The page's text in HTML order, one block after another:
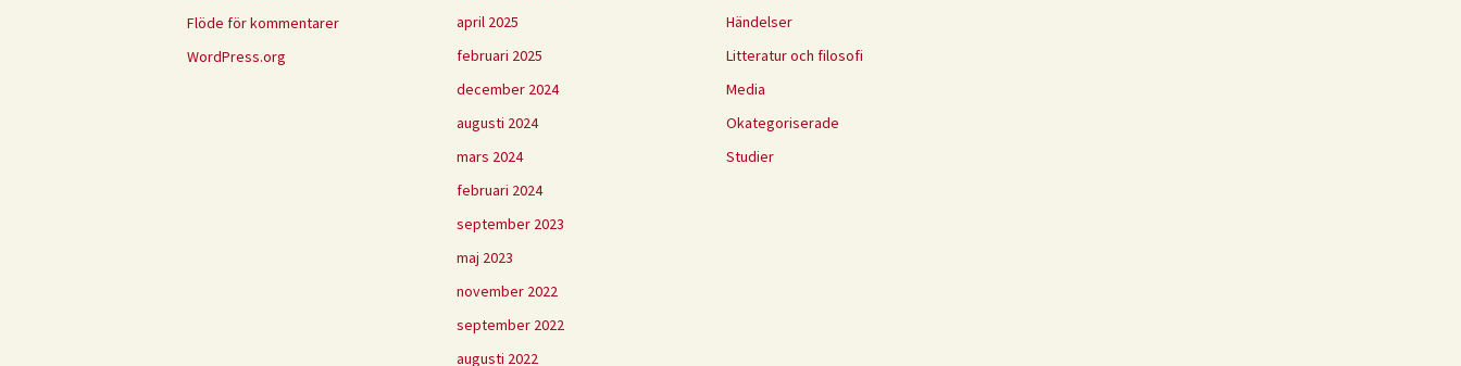
april 2025
februari 2025
december 2024
augusti 2024
mars 2024
februari 2024
september 2023
maj 2023
november 2022
september 2022
augusti 2022
Händelser
Litteratur och filosofi
Media
Okategoriserade
Studier
Flöde för kommentarer
WordPress.org